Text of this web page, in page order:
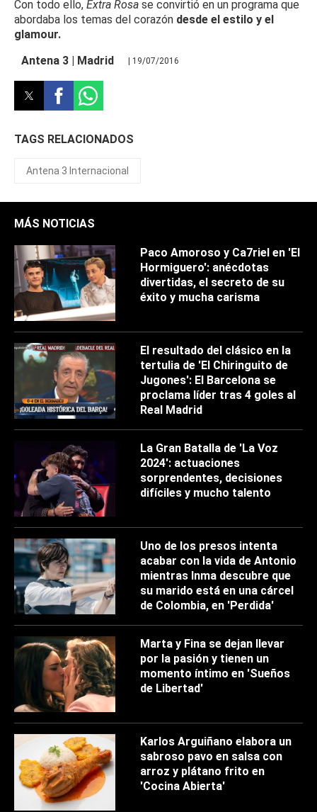
Con todo ello, Extra Rosa se convirtió en un programa que
abordaba los temas del corazón desde el estilo y el
glamour.
Antena 3 | Madrid
| 19/07/2016
TAGS RELACIONADOS
Antena 3 Internacional
MÁS NOTICIAS
Paco Amoroso y Ca7riel en 'El
Hormiguero': anécdotas
divertidas, el secreto de su
éxito y mucha carisma
El resultado del clásico en la
tertulia de 'El Chiringuito de
Jugones': El Barcelona se
proclama líder tras 4 goles al
Real Madrid
La Gran Batalla de 'La Voz
2024': actuaciones
sorprendentes, decisiones
difíciles y mucho talento
Uno de los presos intenta
acabar con la vida de Antonio
mientras Inma descubre que
su marido está en una cárcel
de Colombia, en 'Perdida'
Marta y Fina se dejan llevar
por la pasión y tienen un
momento íntimo en 'Sueños
de Libertad'
Karlos Arguiñano elabora un
sabroso pavo en salsa con
arroz y plátano frito en
'Cocina Abierta'